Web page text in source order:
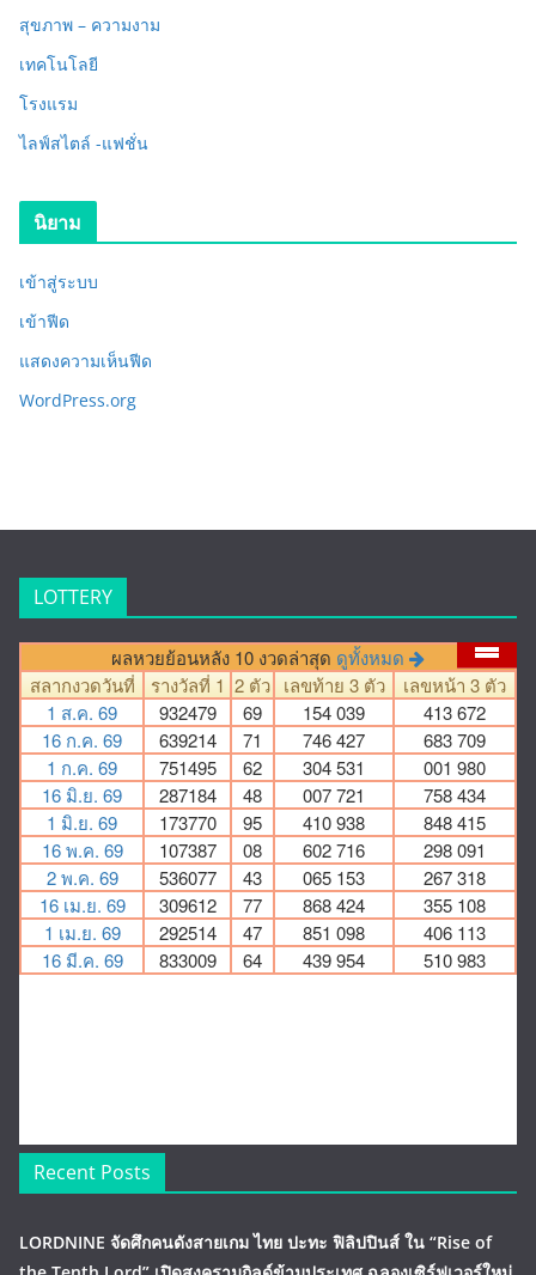
สุขภาพ – ความงาม
เทคโนโลยี
โรงแรม
ไลฟ์สไตล์ -แฟชั่น
นิยาม
เข้าสู่ระบบ
เข้าฟีด
แสดงความเห็นฟีด
WordPress.org
LOTTERY
Recent Posts
LORDNINE จัดศึกคนดังสายเกม ไทย ปะทะ ฟิลิปปินส์ ใน “Rise of